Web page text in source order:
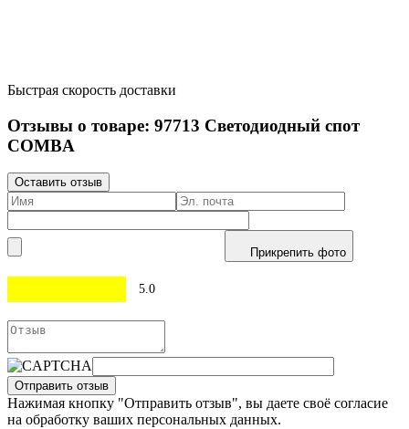
Быстрая скорость доставки
Отзывы о товаре: 97713 Светодиодный спот
СOMBA
Оставить отзыв
Прикрепить фото
5.0
Отправить отзыв
Нажимая кнопку "Отправить отзыв", вы даете своё согласие
на обработку ваших персональных данных.